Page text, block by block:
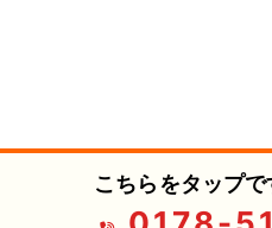
こちらをタップ